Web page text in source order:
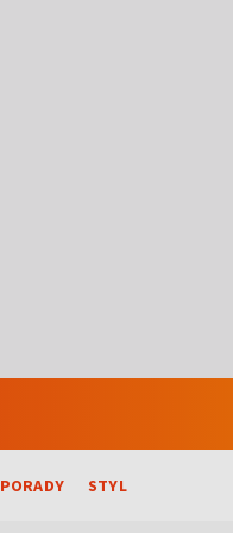
PORADY STYL